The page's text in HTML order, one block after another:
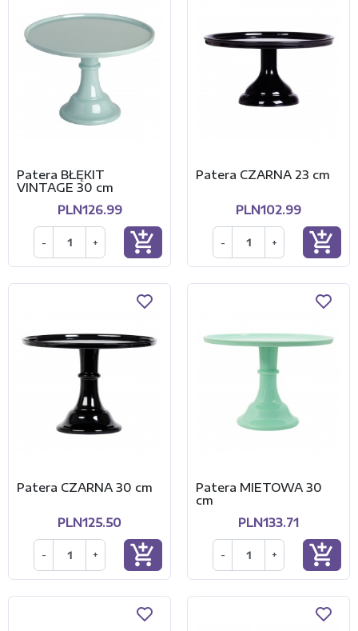
Patera BŁĘKIT
VINTAGE 30 cm
PLN126.99
- + add_shopping_cart
Patera CZARNA 23 cm
PLN102.99
- + add_shopping_cart
Patera CZARNA 30 cm
PLN125.50
- + add_shopping_cart
Patera MIETOWA 30
cm
PLN133.71
- + add_shopping_cart